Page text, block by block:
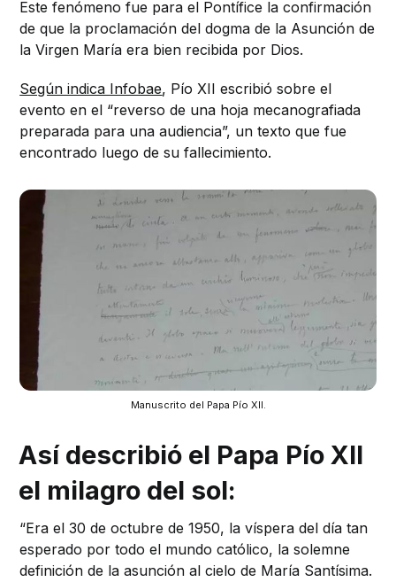
Este fenómeno fue para el Pontífice la confirmación
de que la proclamación del dogma de la Asunción de
la Virgen María era bien recibida por Dios.
Según indica Infobae, Pío XII escribió sobre el
evento en el “reverso de una hoja mecanografiada
preparada para una audiencia”, un texto que fue
encontrado luego de su fallecimiento.
Manuscrito del Papa Pío XII.
Así describió el Papa Pío XII
el milagro del sol:
“Era el 30 de octubre de 1950, la víspera del día tan
esperado por todo el mundo católico, la solemne
definición de la asunción al cielo de María Santísima.